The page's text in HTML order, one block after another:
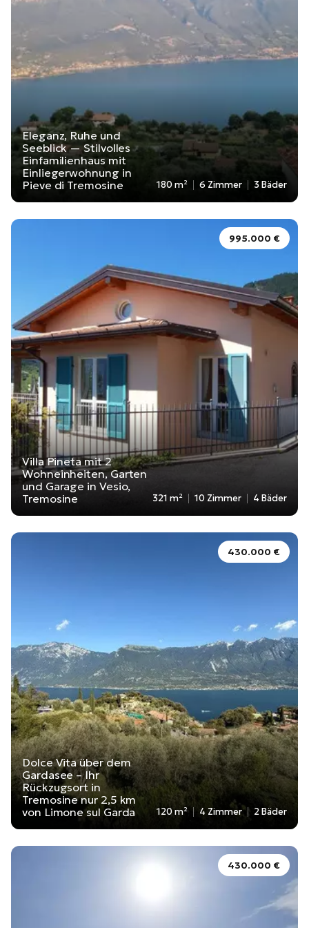
Eleganz, Ruhe und
Seeblick — Stilvolles
Einfamilienhaus mit
Einliegerwohnung in
Pieve di Tremosine
180 m² 6 Zimmer 3 Bäder
995.000 €
Villa Pineta mit 2
Wohneinheiten, Garten
und Garage in Vesio,
Tremosine
321 m² 10 Zimmer 4 Bäder
430.000 €
Dolce Vita über dem
Gardasee – Ihr
Rückzugsort in
Tremosine nur 2,5 km
von Limone sul Garda
120 m² 4 Zimmer 2 Bäder
430.000 €